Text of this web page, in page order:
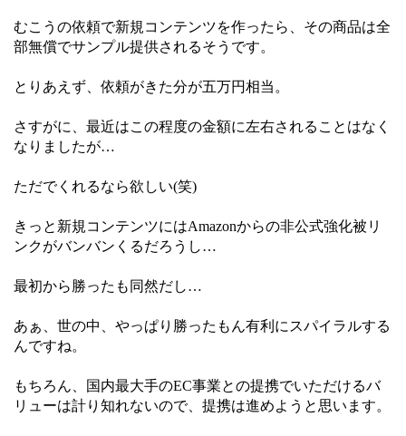
むこうの依頼で新規コンテンツを作ったら、その商品は全
部無償でサンプル提供されるそうです。
とりあえず、依頼がきた分が五万円相当。
さすがに、最近はこの程度の金額に左右されることはなく
なりましたが…
ただでくれるなら欲しい(笑)
きっと新規コンテンツにはAmazonからの非公式強化被リ
ンクがバンバンくるだろうし…
最初から勝ったも同然だし…
あぁ、世の中、やっぱり勝ったもん有利にスパイラルする
んですね。
もちろん、国内最大手のEC事業との提携でいただけるバ
リューは計り知れないので、提携は進めようと思います。